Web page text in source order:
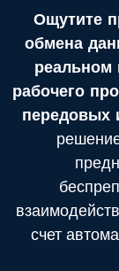
Ощутите
обмена
реальном
рабочего
передовых
счет